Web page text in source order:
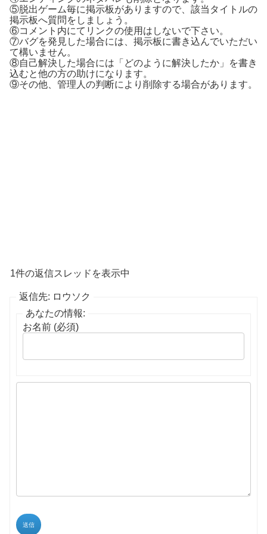
⑤脱出ゲーム毎に掲示板がありますので、該当タイトルの
掲示板へ質問をしましょう。
⑥コメント内にてリンクの使用はしないで下さい。
⑦バグを発見した場合には、掲示板に書き込んでいただい
て構いません。
⑧自己解決した場合には「どのように解決したか」を書き
込むと他の方の助けになります。
⑨その他、管理人の判断により削除する場合があります。
1件の返信スレッドを表示中
返信先: ロウソク
あなたの情報:
お名前 (必須)
送信